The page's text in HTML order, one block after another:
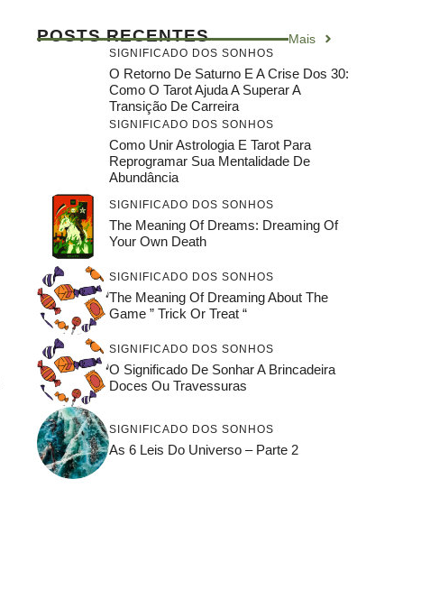
POSTS RECENTES Mais
SIGNIFICADO DOS SONHOS
O Retorno De Saturno E A Crise Dos 30:
Como O Tarot Ajuda A Superar A
Transição De Carreira
SIGNIFICADO DOS SONHOS
Como Unir Astrologia E Tarot Para
Reprogramar Sua Mentalidade De
Abundância
SIGNIFICADO DOS SONHOS
The Meaning Of Dreams: Dreaming Of
Your Own Death
SIGNIFICADO DOS SONHOS
The Meaning Of Dreaming About The
Game ” Trick Or Treat “
SIGNIFICADO DOS SONHOS
O Significado De Sonhar A Brincadeira
Doces Ou Travessuras
SIGNIFICADO DOS SONHOS
As 6 Leis Do Universo – Parte 2